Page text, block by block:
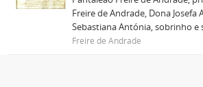
Freire de Andrade, Dona Josefa
Sebastiana Antónia, sobrinho e
Freire de Andrade